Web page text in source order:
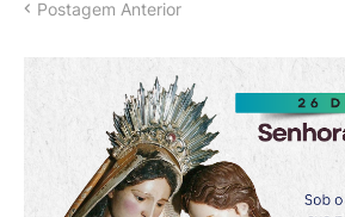
Postagem Anterior